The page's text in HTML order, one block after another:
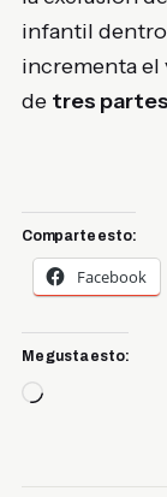
infantil
incrementa el
de tres partes
Comparte esto:
Facebook
Me gusta esto:
Cargando...